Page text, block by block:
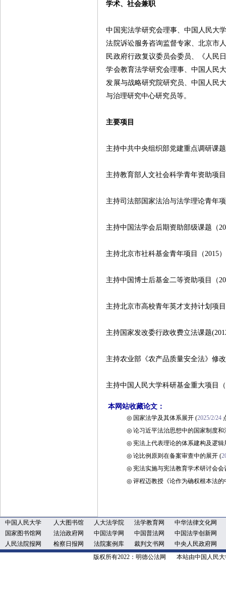
学术、社会兼职
中国宪法学研究会理事、中国人民大
法院诉讼服务咨询监督专家、北京市
民政府行政复议委员会委员、《人民
学会教育法学研究会理事、中国人民
发展与战略研究院研究员、中国人民
与治理研究中心研究员等。
主要项目
主持中共中央组织部党建重点调研课题
主持教育部人文社会科学青年资助项目
主持司法部国家法治与法学理论青年
主持中国法学会后期资助部级课题（
主持北京市社科基金青年项目（2015
主持中国博士后基金二等资助项目（
主持北京市高校青年英才支持计划项
主持国家发改委行政收费立法课题
主持农业部《农产品质量安全法》修
主持中国人民大学科研基金重大项目（
本网站收藏论文：
◎ 国家法学及其体系展开 (2025/2/24
◎论习近平法治思想中的国家制度
◎ 宪法上代表理论的体系建构及逻辑
◎论比例原则在备案审查中的展开 (
◎ 宪法实施与宪法教育学术研讨会会
◎评程迈教授《论作为确权根本法的
中国人民大学 人大图书馆 人大法学院 法学教育网
中华法律文化网
国家图书馆网
法治政府网 中国法学网 中国普法网
中国法学创新网
人民法院报网
检察日报网 法院案例库 裁判文书网
中央人民政府网
版权所有2022：明德公法网 本站由中国人民